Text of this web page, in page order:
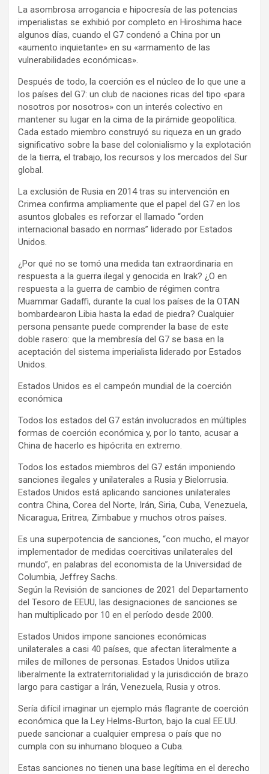
La asombrosa arrogancia e hipocresía de las potencias
imperialistas se exhibió por completo en Hiroshima hace
algunos días, cuando el G7 condenó a China por un
«aumento inquietante» en su «armamento de las
vulnerabilidades económicas».
Después de todo, la coerción es el núcleo de lo que une a
los países del G7: un club de naciones ricas del tipo «para
nosotros por nosotros» con un interés colectivo en
mantener su lugar en la cima de la pirámide geopolítica.
Cada estado miembro construyó su riqueza en un grado
significativo sobre la base del colonialismo y la explotación
de la tierra, el trabajo, los recursos y los mercados del Sur
global.
La exclusión de Rusia en 2014 tras su intervención en
Crimea confirma ampliamente que el papel del G7 en los
asuntos globales es reforzar el llamado “orden
internacional basado en normas” liderado por Estados
Unidos.
¿Por qué no se tomó una medida tan extraordinaria en
respuesta a la guerra ilegal y genocida en Irak? ¿O en
respuesta a la guerra de cambio de régimen contra
Muammar Gadaffi, durante la cual los países de la OTAN
bombardearon Libia hasta la edad de piedra? Cualquier
persona pensante puede comprender la base de este
doble rasero: que la membresía del G7 se basa en la
aceptación del sistema imperialista liderado por Estados
Unidos.
Estados Unidos es el campeón mundial de la coerción
económica
Todos los estados del G7 están involucrados en múltiples
formas de coerción económica y, por lo tanto, acusar a
China de hacerlo es hipócrita en extremo.
Todos los estados miembros del G7 están imponiendo
sanciones ilegales y unilaterales a Rusia y Bielorrusia.
Estados Unidos está aplicando sanciones unilaterales
contra China, Corea del Norte, Irán, Siria, Cuba, Venezuela,
Nicaragua, Eritrea, Zimbabue y muchos otros países.
Es una superpotencia de sanciones, “con mucho, el mayor
implementador de medidas coercitivas unilaterales del
mundo”, en palabras del economista de la Universidad de
Columbia, Jeffrey Sachs.
Según la Revisión de sanciones de 2021 del Departamento
del Tesoro de EEUU, las designaciones de sanciones se
han multiplicado por 10 en el período desde 2000.
Estados Unidos impone sanciones económicas
unilaterales a casi 40 países, que afectan literalmente a
miles de millones de personas. Estados Unidos utiliza
liberalmente la extraterritorialidad y la jurisdicción de brazo
largo para castigar a Irán, Venezuela, Rusia y otros.
Sería difícil imaginar un ejemplo más flagrante de coerción
económica que la Ley Helms-Burton, bajo la cual EE.UU.
puede sancionar a cualquier empresa o país que no
cumpla con su inhumano bloqueo a Cuba.
Estas sanciones no tienen una base legítima en el derecho